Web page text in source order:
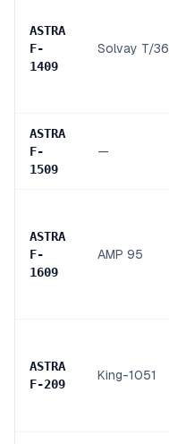
ASTRA
F-
1409
Solvay T/36
ASTRA
F-
1509
—
ASTRA
F-
1609
AMP 95
ASTRA
F-209
King-1051